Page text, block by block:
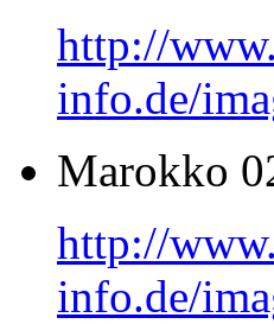
http://
info.de/
Marokko
http://
info.de/